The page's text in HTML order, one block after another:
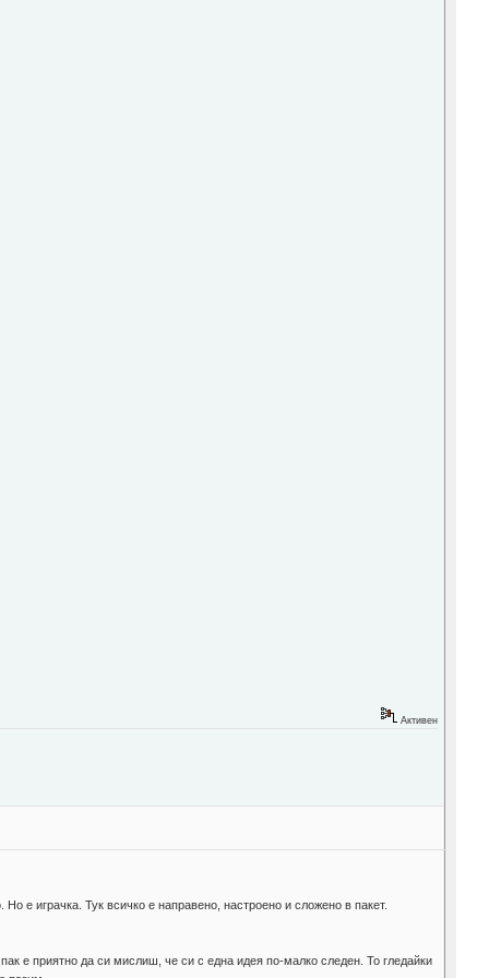
Активен
е играчка. Тук всичко е направено, настроено и сложено в пакет.
е приятно да си мислиш, че си с една идея по-малко следен. То гледайки